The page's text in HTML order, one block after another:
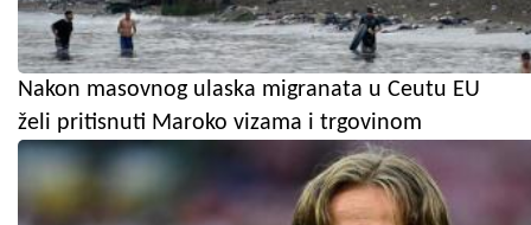
Nakon masovnog ulaska migranata u Ceutu EU
želi pritisnuti Maroko vizama i trgovinom